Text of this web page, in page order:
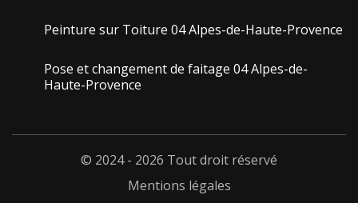
Peinture sur Toiture 04 Alpes-de-Haute-Provence
Pose et changement de faitage 04 Alpes-de-
Haute-Provence
© 2024 - 2026 Tout droit réservé
Mentions légales